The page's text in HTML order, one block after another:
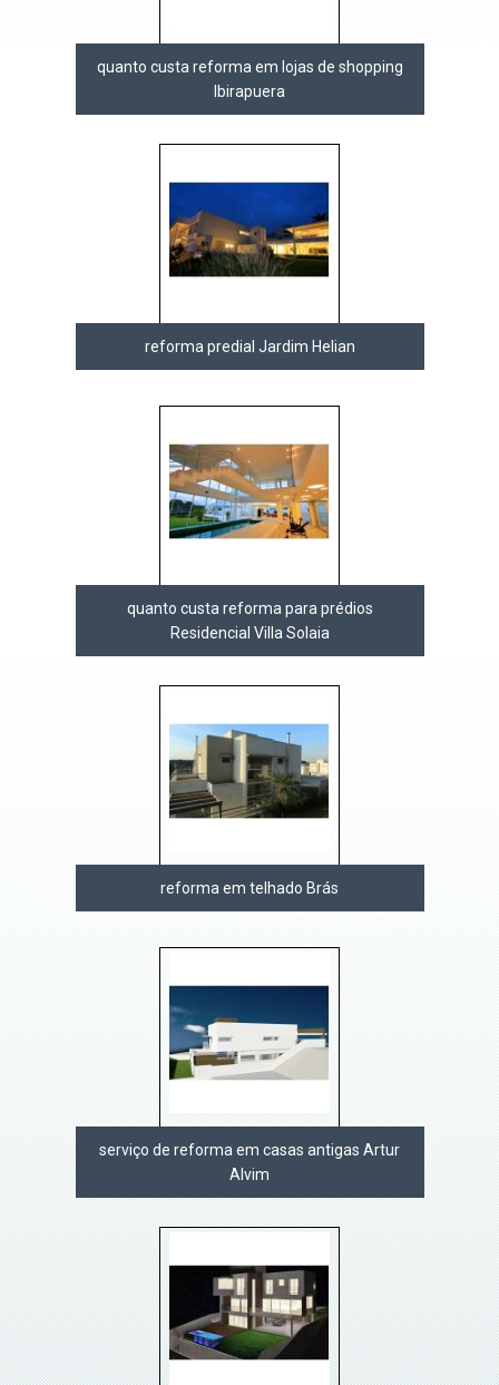
quanto custa reforma em lojas de shopping
Ibirapuera
reforma predial Jardim Helian
quanto custa reforma para prédios
Residencial Villa Solaia
reforma em telhado Brás
serviço de reforma em casas antigas Artur
Alvim